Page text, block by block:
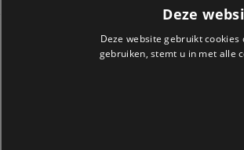
Deze
Deze website gebruikt
gebruiken, stemt u in met alle